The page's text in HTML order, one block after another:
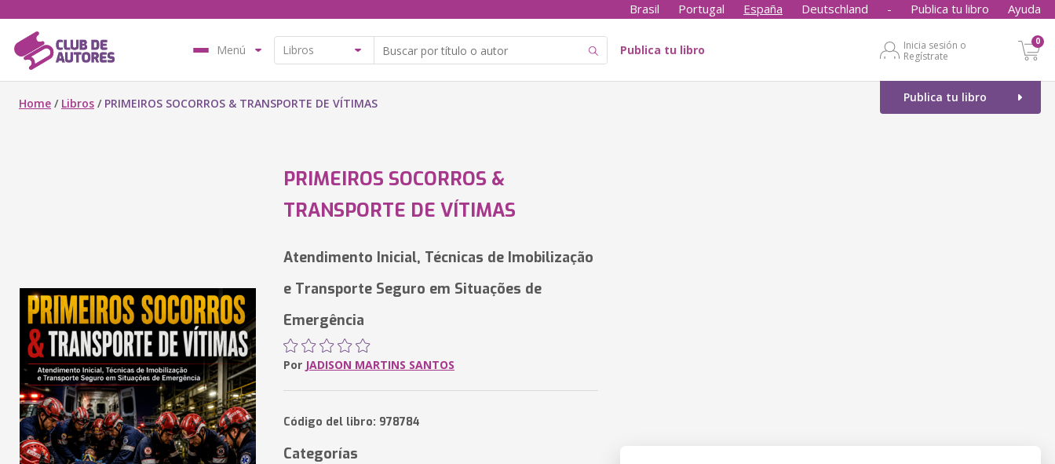
Brasil Portugal España Deutschland - Publica tu libro Ayuda
Menú Publica tu libro
Inicia sesión o
Regístrate
0
Publica tu libro
Home / Libros / PRIMEIROS SOCORROS & TRANSPORTE DE VÍTIMAS
PRIMEIROS SOCORROS &
TRANSPORTE DE VÍTIMAS
Atendimento Inicial, Técnicas de Imobilização
e Transporte Seguro em Situações de
Emergência
Por JADISON MARTINS SANTOS
Código del libro: 978784
Categorías